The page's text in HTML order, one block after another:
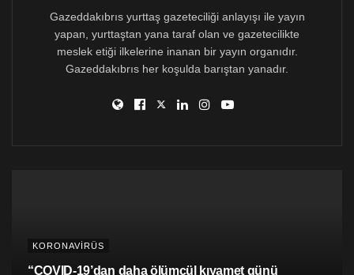
Gazeddakıbrıs yurttaş gazeteciliği anlayışı ile yayın
yapan, yurttaştan yana taraf olan ve gazetecilikte
meslek etiği ilkelerine inanan bir yayın organıdır.
Gazeddakıbrıs her koşulda barıştan yanadır.
KORONAVİRÜS
“COVID-19’dan daha ölümcül kıyamet günü